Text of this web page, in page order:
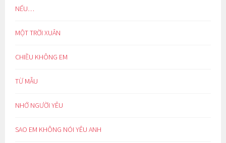
NẾU…
MỘT TRỜI XUÂN
CHIỀU KHÔNG EM
TỪ MẪU
NHỚ NGƯỜI YÊU
SAO EM KHÔNG NÓI YÊU ANH